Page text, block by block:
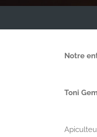
Notre
Toni